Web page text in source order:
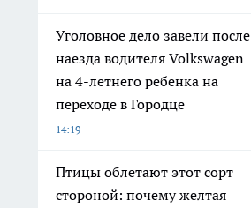
Уголовное дело завели после
наезда водителя Volkswagen
на 4-летнего ребенка на
переходе в Городце
14:19
Птицы облетают этот сорт
стороной: почему желтая